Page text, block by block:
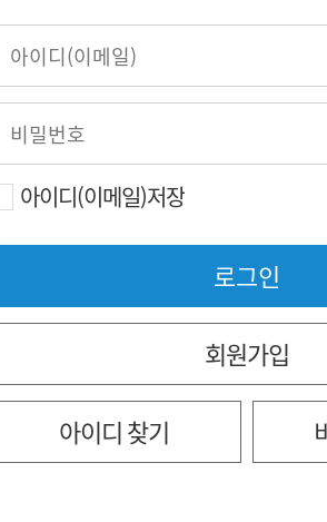
아이디(이메일)저장
회원가입
아이디 찾기